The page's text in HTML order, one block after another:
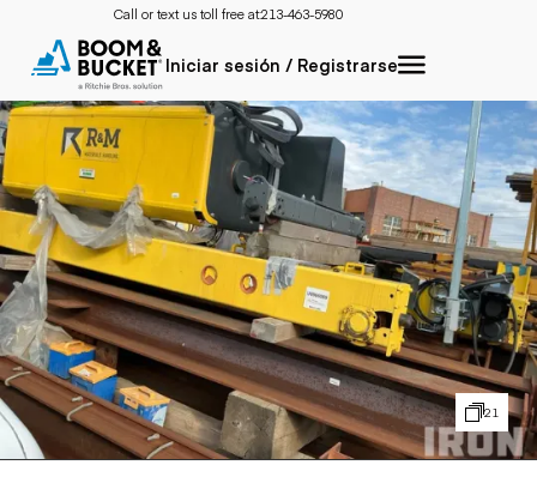
Call or text us toll free at:213-463-5980
Iniciar sesión / Registrarse
21